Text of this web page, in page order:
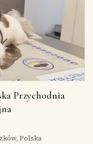
Przychodnia
Polska